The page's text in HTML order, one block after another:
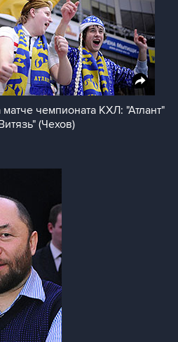
чемпионата КХЛ: "Атлант"
(Чехов)